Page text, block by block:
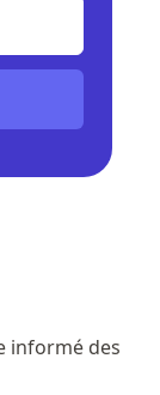
informé des